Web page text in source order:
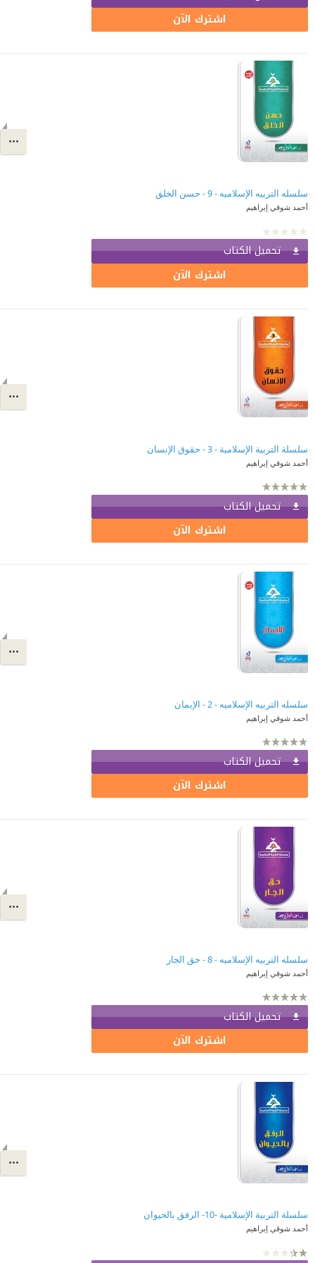
اشترك الآن
سلسله التربيه الإسلاميه - 9 - حسن الخلق
أحمد شوقي إبراهيم
تحميل الكتاب
اشترك الآن
سلسلة التربية الإسلامية - 3 - حقوق الإنسان
أحمد شوقي إبراهيم
تحميل الكتاب
اشترك الآن
سلسله التربيه الإسلاميه - 2 - الإيمان
أحمد شوقي إبراهيم
تحميل الكتاب
اشترك الآن
سلسله التربيه الإسلاميه - 8 - حق الجار
أحمد شوقي إبراهيم
تحميل الكتاب
اشترك الآن
سلسلة التربية الإسلامية -10- الرفق بالحيوان
أحمد شوقي إبراهيم